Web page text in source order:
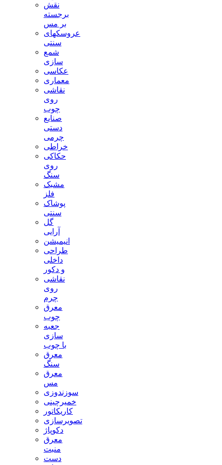
نقش
برجسته
بر مس
عروسکهای
سنتی
شمع
سازی
عکاسی
معماری
نقاشی
روی
چوب
صنایع
دستی
چرمی
خراطی
حکاکی
روی
سنگ
مشبک
فلز
پوشاک
سنتی
گل
آرایی
انیمیشن
طراحی
داخلی
و دکور
نقاشی
روی
چرم
معرق
چوب
جعبه
سازی
با چوب
معرق
سنگ
معرق
مس
سوزندوزی
خمیرچینی
کاریکاتور
تصویرسازی
دکوپاژ
معرق
منبت
دست